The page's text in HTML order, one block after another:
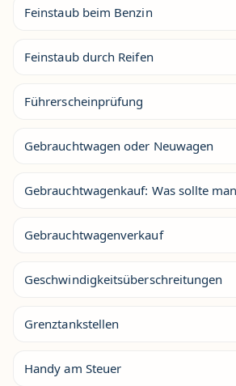
Feinstaub beim Benzin
Feinstaub durch Reifen
Führerscheinprüfung
Gebrauchtwagen oder Neuwagen
Gebrauchtwagenkauf: Was sollte
Gebrauchtwagenverkauf
Geschwindigkeitsüberschreitungen
Grenztankstellen
Handy am Steuer